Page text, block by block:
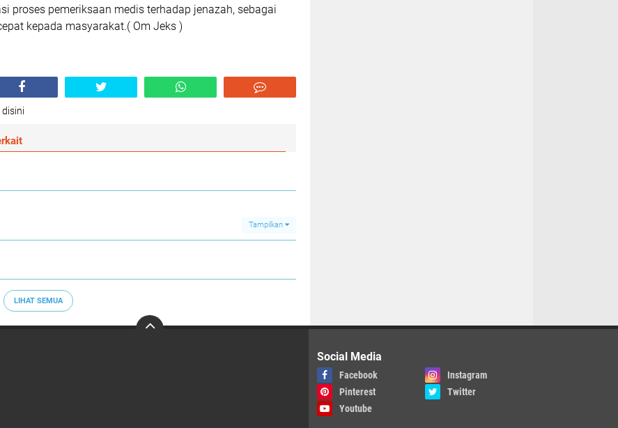
proses pemeriksaan medis terhadap jenazah, sebagai
kepada masyarakat.( Om Jeks )
Tampilkan
LIHAT SEMUA
Social Media
Facebook
Instagram
Pinterest
Twitter
Youtube